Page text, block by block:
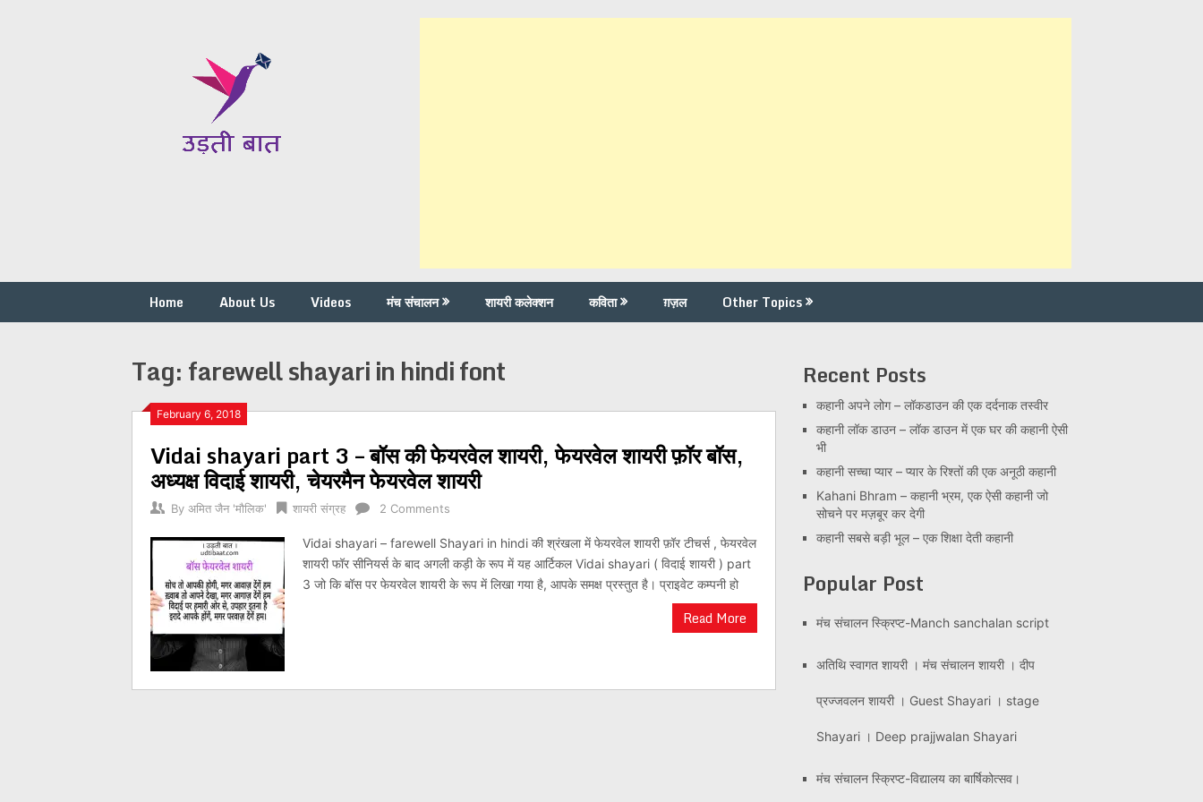
Home About Us Videos मंच संचालन शायरी कलेक्शन कविता ग़ज़ल Other Topics
Tag:farewell shayari in hindi font
February 6, 2018
Vidai shayari part 3 – बॉस की फेयरवेल शायरी, फेयरवेल शायरी फ़ॉर बॉस,
अध्यक्ष विदाई शायरी, चेयरमैन फेयरवेल शायरी
By अमित जैन 'मौलिक' शायरी संग्रह 2 Comments
Vidai shayari – farewell Shayari in hindi की श्रंखला में फेयरवेल शायरी फ़ॉर टीचर्स , फेयरवेल
शायरी फॉर सीनियर्स के बाद अगली कड़ी के रूप में यह आर्टिकल Vidai shayari ( विदाई शायरी ) part
3 जो कि बॉस पर फेयरवेल शायरी के रूप में लिखा गया है, आपके समक्ष प्रस्तुत है। प्राइवेट कम्पनी हो
Read More
Posts
navigation
Recent Posts
कहानी अपने लोग – लॉकडाउन की एक दर्दनाक तस्वीर
कहानी लॉक डाउन – लॉक डाउन में एक घर की कहानी ऐसी
भी
कहानी सच्चा प्यार – प्यार के रिश्तों की एक अनूठी कहानी
Kahani Bhram – कहानी भ्रम, एक ऐसी कहानी जो
सोचने पर मज़बूर कर देगी
कहानी सबसे बड़ी भूल – एक शिक्षा देती कहानी
Popular Post
मंच संचालन स्क्रिप्ट-Manch sanchalan script
अतिथि स्वागत शायरी । मंच संचालन शायरी । दीप
प्रज्जवलन शायरी । Guest Shayari । stage
Shayari । Deep prajjwalan Shayari
मंच संचालन स्क्रिप्ट-विद्यालय का बार्षिकोत्सव।